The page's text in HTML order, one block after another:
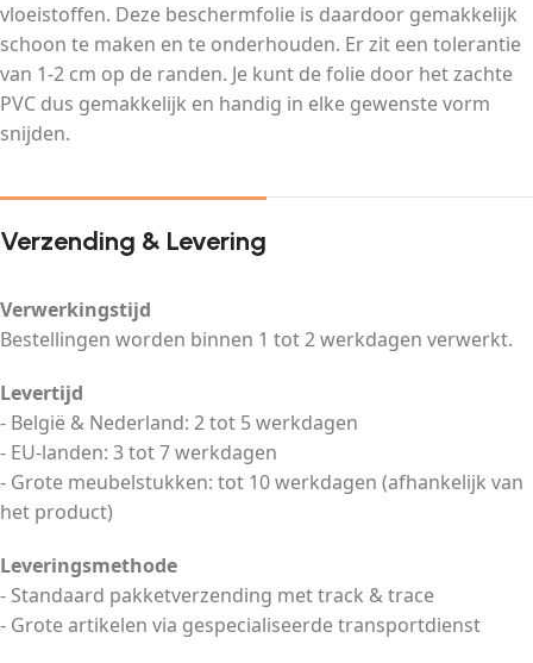
vloeistoffen. Deze beschermfolie is daardoor gemakkelijk
schoon te maken en te onderhouden. Er zit een tolerantie
van 1-2 cm op de randen. Je kunt de folie door het zachte
PVC dus gemakkelijk en handig in elke gewenste vorm
snijden.
Verzending & Levering
Verwerkingstijd
Bestellingen worden binnen 1 tot 2 werkdagen verwerkt.
Levertijd
- België & Nederland: 2 tot 5 werkdagen
- EU-landen: 3 tot 7 werkdagen
- Grote meubelstukken: tot 10 werkdagen (afhankelijk van
het product)
Leveringsmethode
- Standaard pakketverzending met track & trace
- Grote artikelen via gespecialiseerde transportdienst